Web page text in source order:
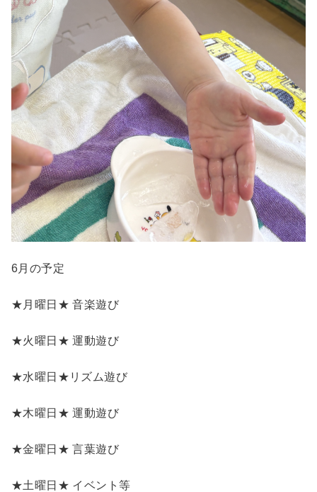
6月の予定
★月曜日★ 音楽遊び
★火曜日★ 運動遊び
★水曜日★リズム遊び
★木曜日★ 運動遊び
★金曜日★ 言葉遊び
★土曜日★ イベント等